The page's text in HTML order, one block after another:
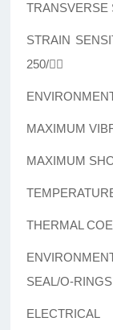
TRANSVERSE
STRAIN
250/
MAXIMUM
MAXIMUM
THERMAL
SEAL/O-
ELECTRICAL